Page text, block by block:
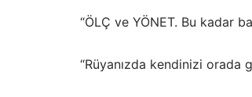
“ÖLÇ ve YÖNET. Bu kadar
“Rüyanızda kendinizi orada